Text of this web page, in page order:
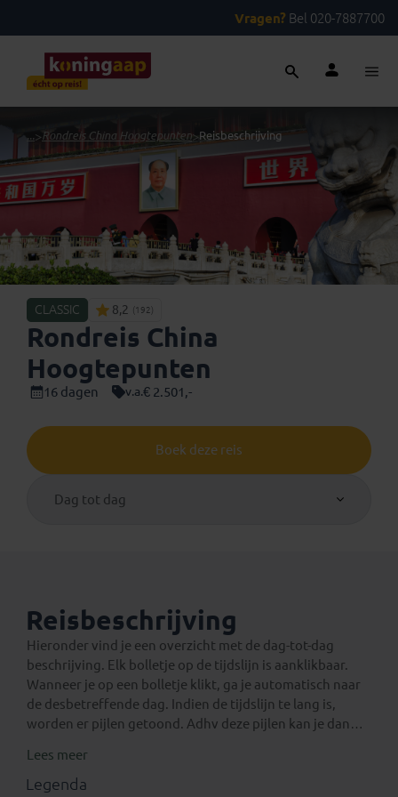
Vragen? Bel 020-7887700
...> Rondreis China Hoogtepunten>Reisbeschrijving
CLASSIC 8,2 (192)
Rondreis China
Hoogtepunten
16 dagen v.a.€ 2.501,-
Boek deze reis
Dag tot dag
Reisbeschrijving
Hieronder vind je een overzicht met de dag-tot-dag
beschrijving. Elk bolletje op de tijdslijn is aanklikbaar.
Wanneer je op een bolletje klikt, ga je automatisch naar
de desbetreffende dag. Indien de tijdslijn te lang is,
worden er pijlen getoond. Adhv deze pijlen kan je dan
Een verlenging voor na de reis
Eventuele standaard verlengingen van deze rondreis
Lees meer
Legenda